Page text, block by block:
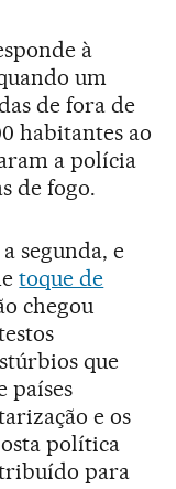
à
um
de fora de
habitantes ao
a polícia
de fogo.
segunda, e
toque de
chegou
que
países
e os
política
para